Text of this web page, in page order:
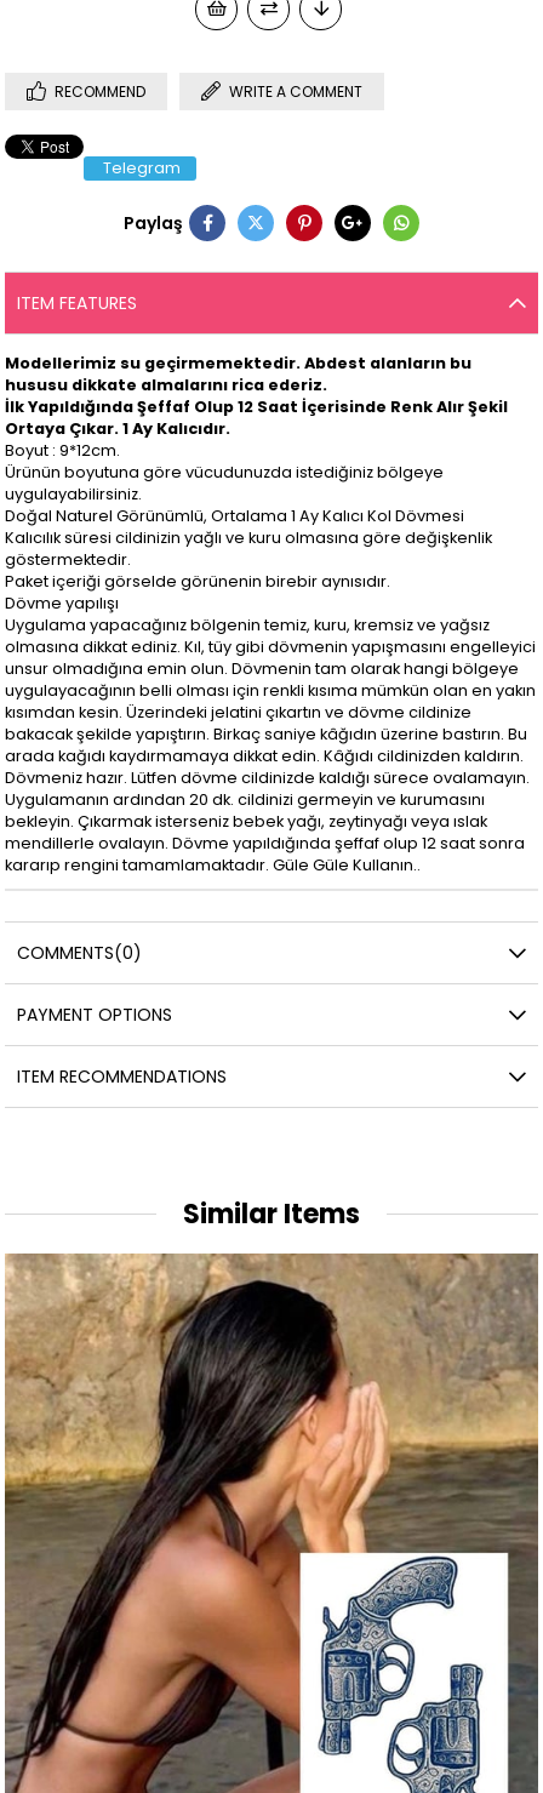
RECOMMEND WRITE A COMMENT
Telegram
Paylaş
ITEM FEATURES
Modellerimiz su geçirmemektedir. Abdest alanların bu
hususu dikkate almalarını rica ederiz.
İlk Yapıldığında Şeffaf Olup 12 Saat İçerisinde Renk Alır Şekil
Ortaya Çıkar. 1 Ay Kalıcıdır.
Boyut : 9*12cm.
Ürünün boyutuna göre vücudunuzda istediğiniz bölgeye
uygulayabilirsiniz.
Doğal Naturel Görünümlü, Ortalama 1 Ay Kalıcı Kol Dövmesi
Kalıcılık süresi cildinizin yağlı ve kuru olmasına göre değişkenlik
göstermektedir.
Paket içeriği görselde görünenin birebir aynısıdır.
Dövme yapılışı
Uygulama yapacağınız bölgenin temiz, kuru, kremsiz ve yağsız
olmasına dikkat ediniz. Kıl, tüy gibi dövmenin yapışmasını engelleyici
unsur olmadığına emin olun. Dövmenin tam olarak hangi bölgeye
uygulayacağının belli olması için renkli kısıma mümkün olan en yakın
kısımdan kesin. Üzerindeki jelatini çıkartın ve dövme cildinize
bakacak şekilde yapıştırın. Birkaç saniye kâğıdın üzerine bastırın. Bu
arada kağıdı kaydırmamaya dikkat edin. Kâğıdı cildinizden kaldırın.
Dövmeniz hazır. Lütfen dövme cildinizde kaldığı sürece ovalamayın.
Uygulamanın ardından 20 dk. cildinizi germeyin ve kurumasını
bekleyin. Çıkarmak isterseniz bebek yağı, zeytinyağı veya ıslak
mendillerle ovalayın. Dövme yapıldığında şeffaf olup 12 saat sonra
kararıp rengini tamamlamaktadır. Güle Güle Kullanın..
COMMENTS(0)
PAYMENT OPTIONS
ITEM RECOMMENDATIONS
Similar Items